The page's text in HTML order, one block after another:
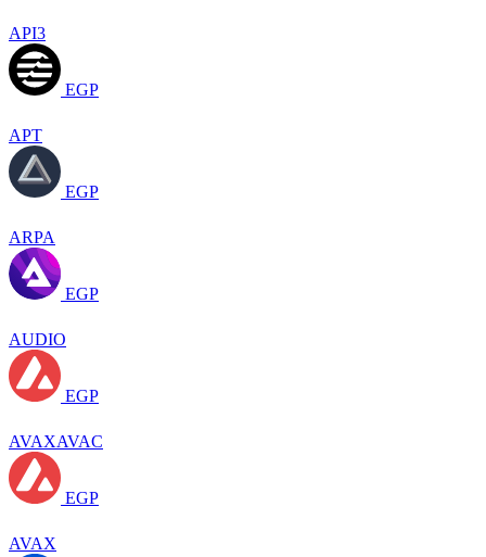
API3
EGP
APT
EGP
ARPA
EGP
AUDIO
EGP
AVAXAVAC
EGP
AVAX